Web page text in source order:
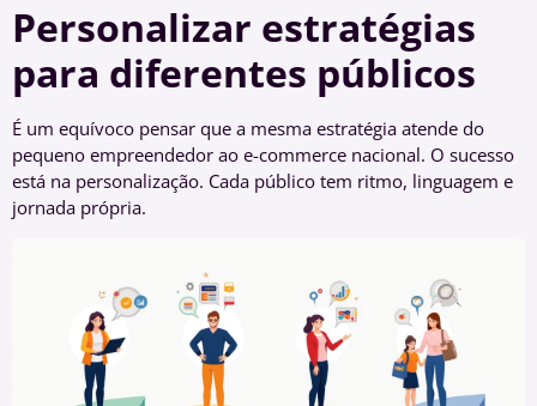
Personalizar estratégias
para diferentes públicos
É um equívoco pensar que a mesma estratégia atende do
pequeno empreendedor ao e-commerce nacional. O sucesso
está na personalização. Cada público tem ritmo, linguagem e
jornada própria.